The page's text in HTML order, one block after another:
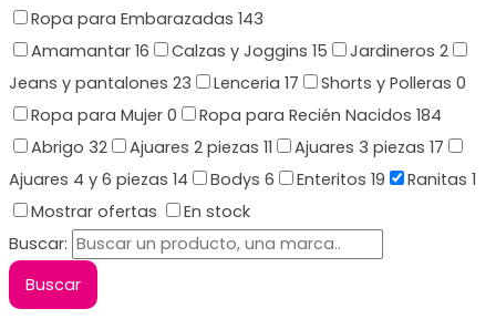
Ropa para Embarazadas 143
Amamantar 16 Calzas y Joggins 15 Jardineros 2
Jeans y pantalones 23 Lenceria 17 Shorts y Polleras 0
Ropa para Mujer 0 Ropa para Recién Nacidos 184
Abrigo 32 Ajuares 2 piezas 11 Ajuares 3 piezas 17
Ajuares 4 y 6 piezas 14 Bodys 6 Enteritos 19 Ranitas 1
Mostrar ofertas
En stock
Buscar: